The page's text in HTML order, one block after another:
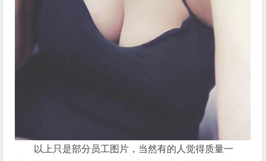
以上只是部分员工图片，当然有的人觉得质量一